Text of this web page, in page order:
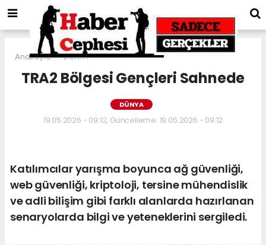
Anasayfa DÜNYA
TRA2 Bölgesi Gençleri Sahnede
DÜNYA
19.05.2026 - 09:12, Güncelleme: 19.05.2026 - 09:12
Katılımcılar yarışma boyunca ağ güvenliği,
web güvenliği, kriptoloji, tersine mühendislik
ve adli bilişim gibi farklı alanlarda hazırlanan
senaryolarda bilgi ve yeteneklerini sergiledi.